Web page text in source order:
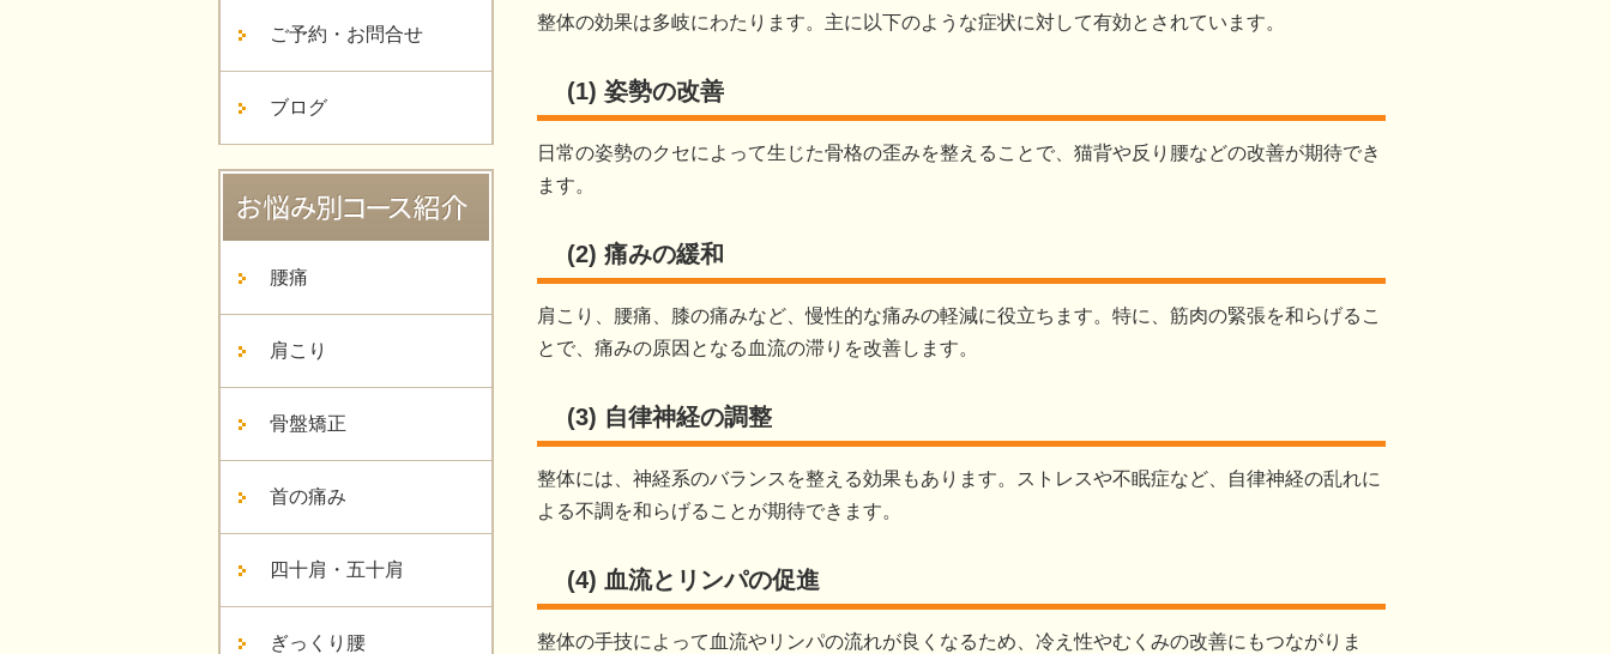
ご予約・お問合せ
ブログ
腰痛
肩こり
骨盤矯正
首の痛み
四十肩・五十肩
ぎっくり腰
整体の効果は多岐にわたります。主に以下のような症状に対して有効とされています。
(1) 姿勢の改善
日常の姿勢のクセによって生じた骨格の歪みを整えることで、猫背や反り腰などの改善が期待でき
ます。
(2) 痛みの緩和
肩こり、腰痛、膝の痛みなど、慢性的な痛みの軽減に役立ちます。特に、筋肉の緊張を和らげるこ
とで、痛みの原因となる血流の滞りを改善します。
(3) 自律神経の調整
整体には、神経系のバランスを整える効果もあります。ストレスや不眠症など、自律神経の乱れに
よる不調を和らげることが期待できます。
(4) 血流とリンパの促進
整体の手技によって血流やリンパの流れが良くなるため、冷え性やむくみの改善にもつながりま